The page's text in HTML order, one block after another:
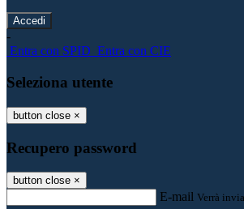
-
Entra con SPID Entra con CIE
Seleziona utente
button close ×
Recupero password
button close ×
E-mail Verrà